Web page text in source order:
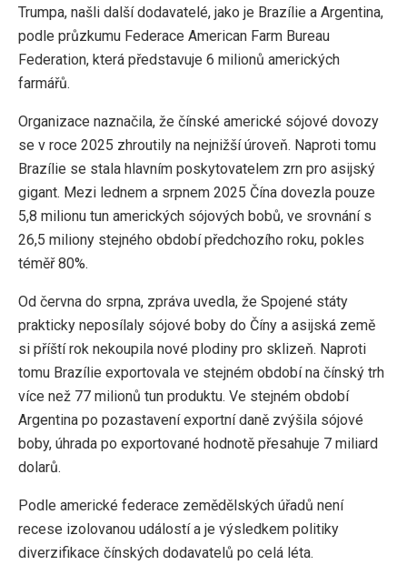
Trumpa, našli další dodavatelé, jako je Brazílie a Argentina,
podle průzkumu Federace American Farm Bureau
Federation, která představuje 6 milionů amerických
farmářů.
Organizace naznačila, že čínské americké sójové dovozy
se v roce 2025 zhroutily na nejnižší úroveň. Naproti tomu
Brazílie se stala hlavním poskytovatelem zrn pro asijský
gigant. Mezi lednem a srpnem 2025 Čína dovezla pouze
5,8 milionu tun amerických sójových bobů, ve srovnání s
26,5 miliony stejného období předchozího roku, pokles
téměř 80%.
Od června do srpna, zpráva uvedla, že Spojené státy
prakticky neposílaly sójové boby do Číny a asijská země
si příští rok nekoupila nové plodiny pro sklizeň. Naproti
tomu Brazílie exportovala ve stejném období na čínský trh
více než 77 milionů tun produktu. Ve stejném období
Argentina po pozastavení exportní daně zvýšila sójové
boby, úhrada po exportované hodnotě přesahuje 7 miliard
dolarů.
Podle americké federace zemědělských úřadů není
recese izolovanou událostí a je výsledkem politiky
diverzifikace čínských dodavatelů po celá léta.